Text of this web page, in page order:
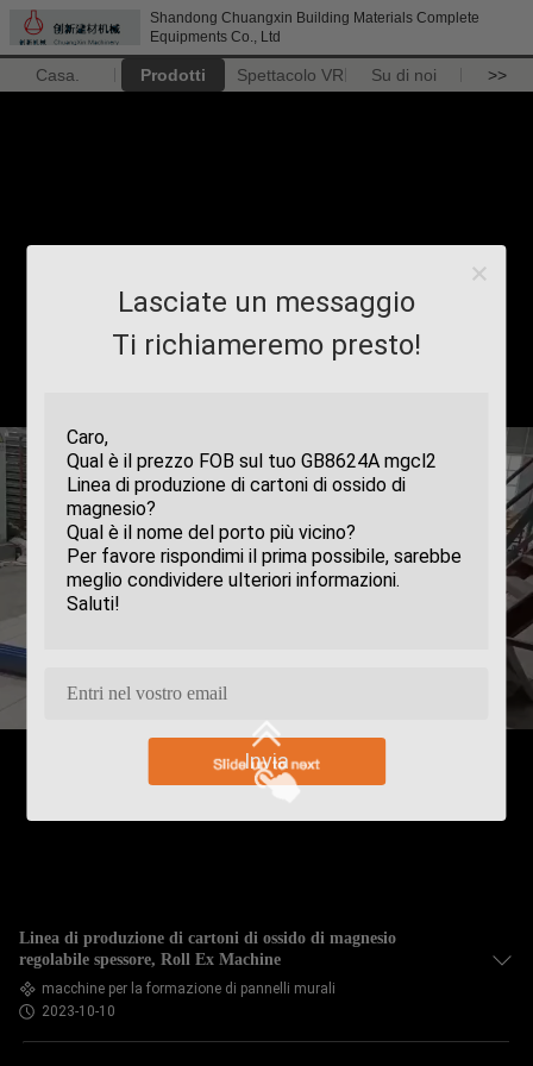
Shandong Chuangxin Building Materials Complete
Equipments Co., Ltd
Casa. Prodotti Spettacolo VR Su di noi >>
Lasciate un messaggio
Ti richiameremo presto!
Invia
Linea di produzione di cartoni di ossido di magnesio
regolabile spessore, Roll Ex Machine
macchine per la formazione di pannelli murali
2023-10-10